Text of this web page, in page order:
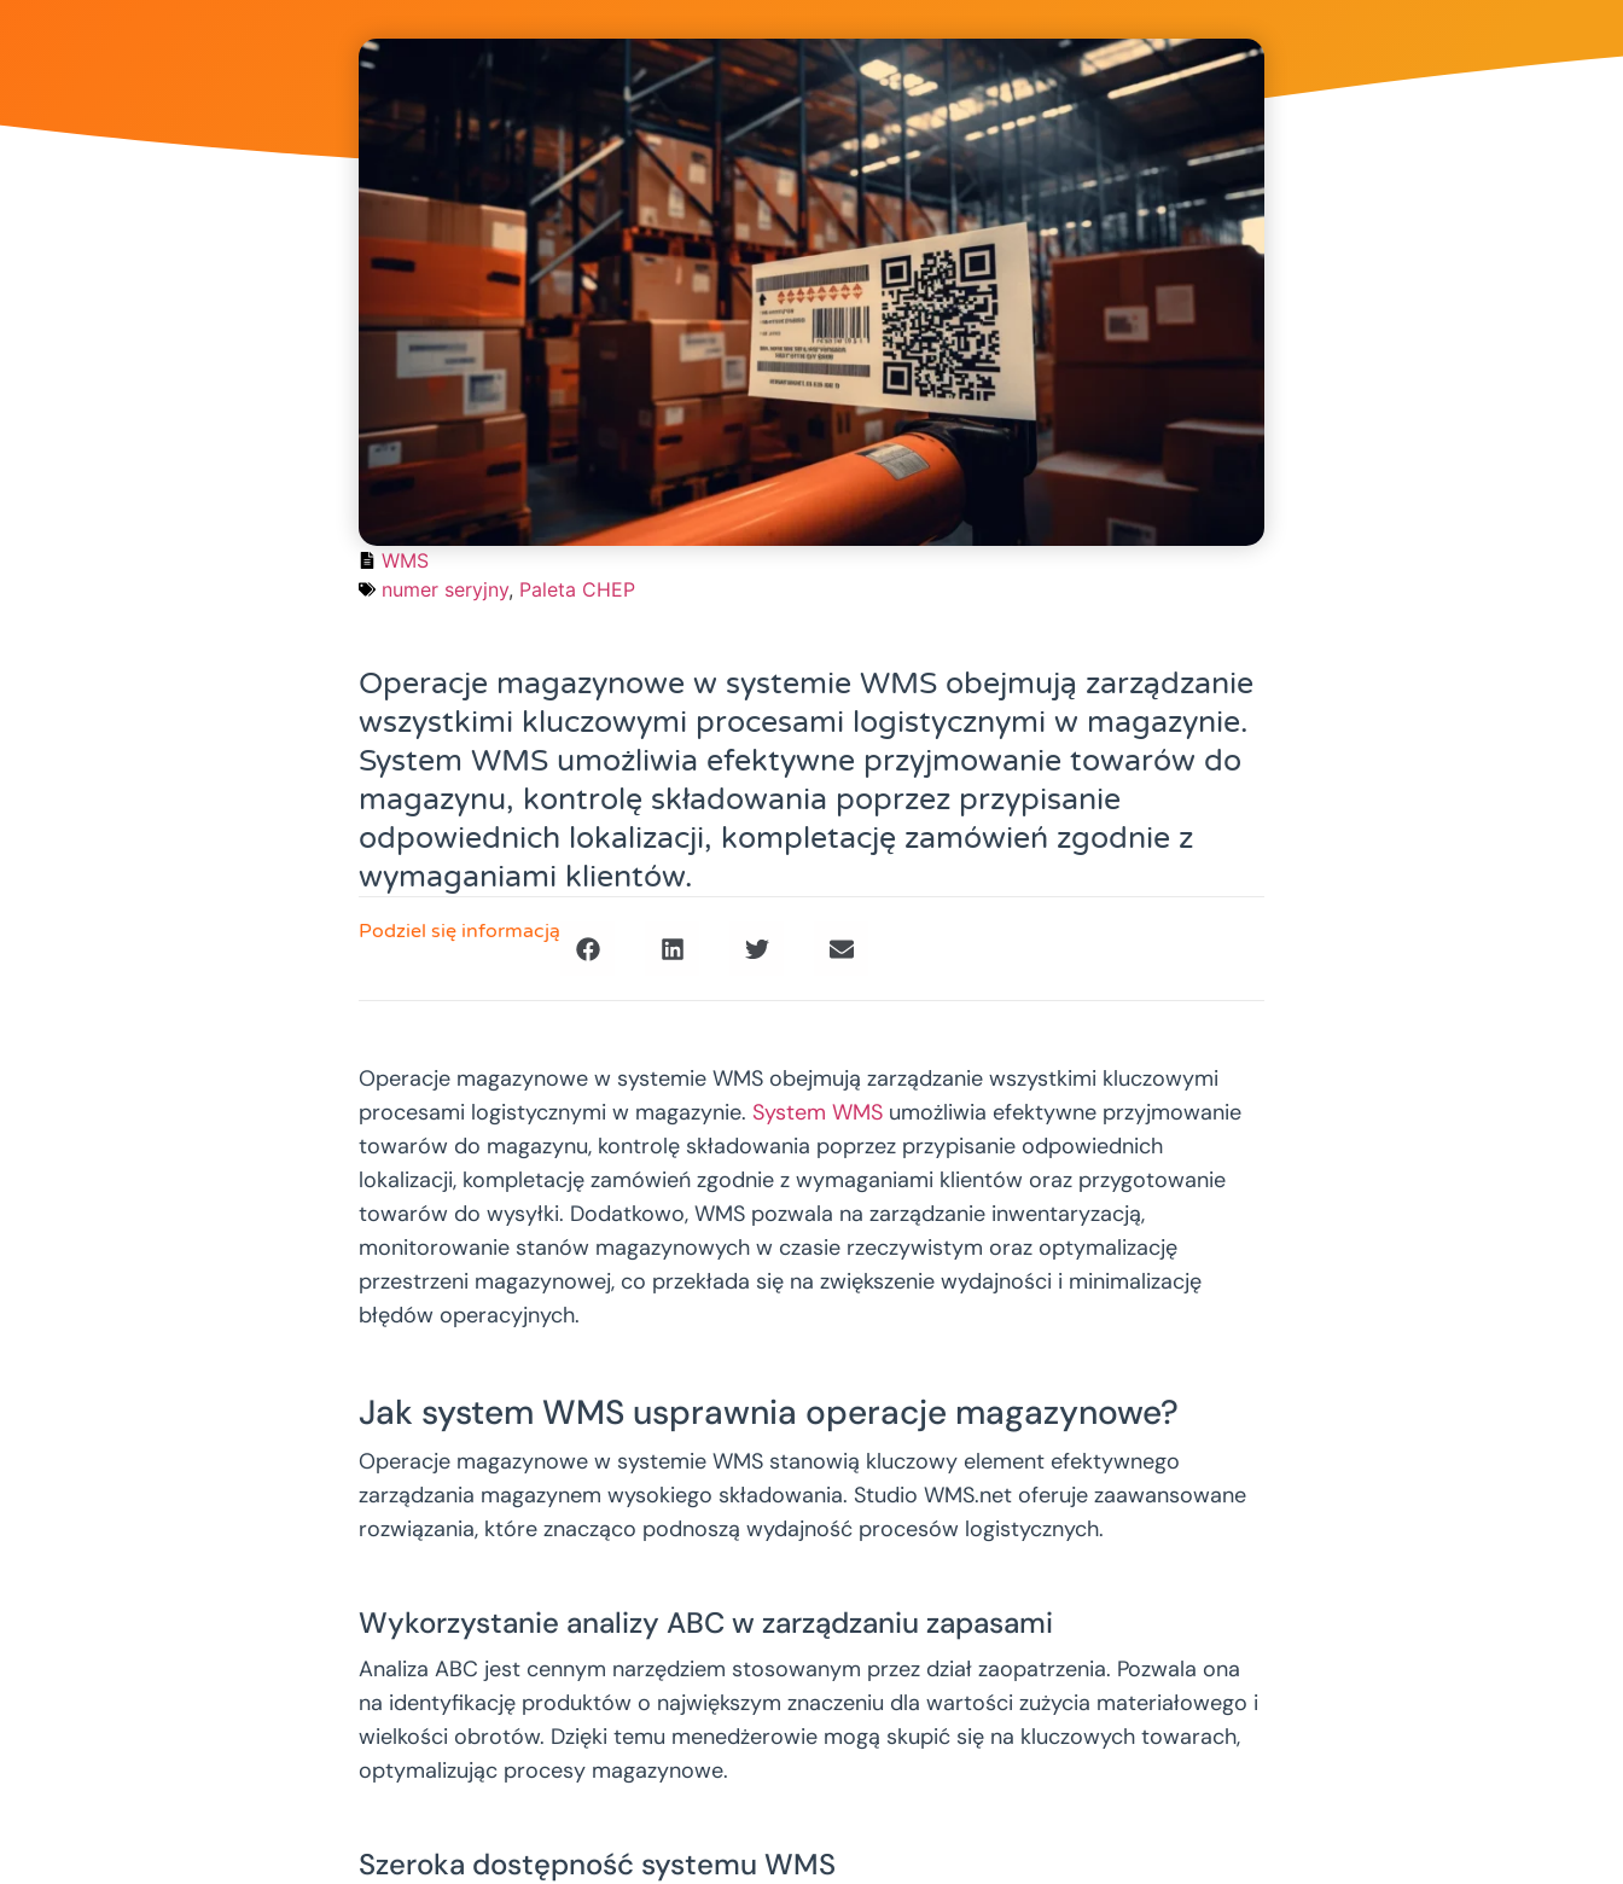
WMS
numer seryjny, Paleta CHEP
Operacje magazynowe w systemie WMS obejmują zarządzanie
wszystkimi kluczowymi procesami logistycznymi w magazynie.
System WMS umożliwia efektywne przyjmowanie towarów do
magazynu, kontrolę składowania poprzez przypisanie
odpowiednich lokalizacji, kompletację zamówień zgodnie z
wymaganiami klientów.
Podziel się informacją
Operacje magazynowe w systemie WMS obejmują zarządzanie wszystkimi kluczowymi
procesami logistycznymi w magazynie. System WMS umożliwia efektywne przyjmowanie
towarów do magazynu, kontrolę składowania poprzez przypisanie odpowiednich
lokalizacji, kompletację zamówień zgodnie z wymaganiami klientów oraz przygotowanie
towarów do wysyłki. Dodatkowo, WMS pozwala na zarządzanie inwentaryzacją,
monitorowanie stanów magazynowych w czasie rzeczywistym oraz optymalizację
przestrzeni magazynowej, co przekłada się na zwiększenie wydajności i minimalizację
błędów operacyjnych.
Jak system WMS usprawnia operacje magazynowe?
Operacje magazynowe w systemie WMS stanowią kluczowy element efektywnego
zarządzania magazynem wysokiego składowania. Studio WMS.net oferuje zaawansowane
rozwiązania, które znacząco podnoszą wydajność procesów logistycznych.
Wykorzystanie analizy ABC w zarządzaniu zapasami
Analiza ABC jest cennym narzędziem stosowanym przez dział zaopatrzenia. Pozwala ona
na identyfikację produktów o największym znaczeniu dla wartości zużycia materiałowego i
wielkości obrotów. Dzięki temu menedżerowie mogą skupić się na kluczowych towarach,
optymalizując procesy magazynowe.
Szeroka dostępność systemu WMS